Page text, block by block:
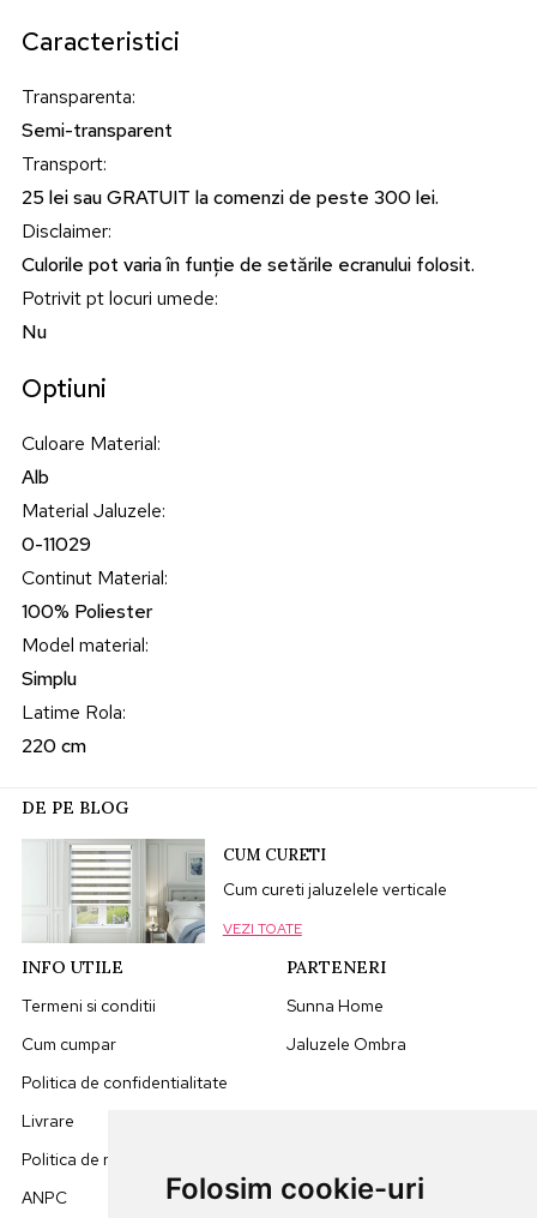
Folosim cookie-uri
Caracteristici
Transparenta:
Semi-transparent
Transport:
25 lei sau GRATUIT la comenzi de peste 300 lei.
Disclaimer:
Culorile pot varia în funție de setările ecranului folosit.
Potrivit pt locuri umede:
Nu
Optiuni
Culoare Material:
Alb
Material Jaluzele:
0-11029
Continut Material:
100% Poliester
Model material:
Simplu
Latime Rola:
220 cm
DE PE BLOG
CUM CURETI
Cum cureti jaluzelele verticale
VEZI TOATE
INFO UTILE
Termeni si conditii
Cum cumpar
Politica de confidentialitate
Livrare
Politica de retur
ANPC
PARTENERI
Sunna Home
Jaluzele Ombra